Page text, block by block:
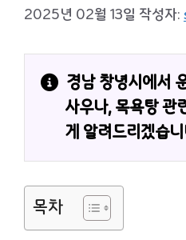
2025년 02월 13일 작성자:
경남 창녕시에서
사우나, 목욕탕 관
게 알려드리겠습
목차